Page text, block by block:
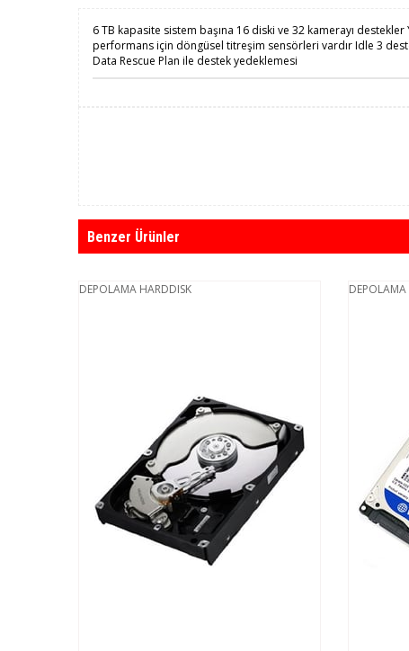
6 TB kapasite sistem başına 16 diski ve 32 kamerayı
performans için döngüsel titreşim sensörleri vardır Idle 3
Data Rescue Plan ile destek yedeklemesi
Benzer Ürünler
DEPOLAMA HARDDISK